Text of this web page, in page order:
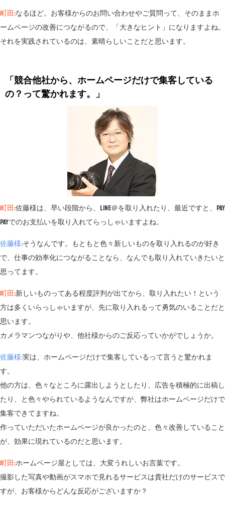
町田:なるほど。お客様からのお問い合わせやご質問って、そのままホ
ームページの改善につながるので、「大きなヒント」になりますよね。
それを実践されているのは、素晴らしいことだと思います。
「競合他社から、ホームページだけで集客している
の？って驚かれます。」
町田:佐藤様は、早い段階から、LINE＠を取り入れたり、最近ですと、Pay
Payでのお支払いを取り入れてらっしゃいますよね。
佐藤様:そうなんです。もともと色々新しいものを取り入れるのが好き
で、仕事の効率化につながることなら、なんでも取り入れていきたいと
思ってます。
町田:新しいものってある程度評判が出てから、取り入れたい！という
方は多くいらっしゃいますが、先に取り入れるって勇気のいることだと
思います。
カメラマンつながりや、他社様からのご反応っていかがでしょうか。
佐藤様:実は、ホームページだけで集客しているって言うと驚かれま
す。
他の方は、色々なところに露出しようとしたり、広告を積極的に出稿し
たり、と色々やられているようなんですが、弊社はホームページだけで
集客できてますね。
作っていただいたホームページが良かったのと、色々改善していること
が、効果に現れているのだと思います。
町田:ホームページ屋としては、大変うれしいお言葉です。
撮影した写真や動画がスマホで見れるサービスは貴社だけのサービスで
すが、お客様からどんな反応がございますか？